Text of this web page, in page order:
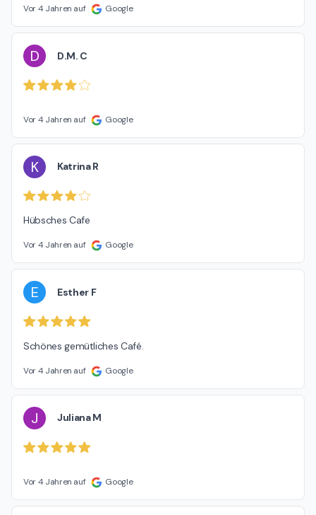
Vor 4 Jahren auf Google
D D.M. C
Vor 4 Jahren auf Google
K Katrina R
Hübsches Cafe
Vor 4 Jahren auf Google
E Esther F
Schönes gemütliches Café.
Vor 4 Jahren auf Google
J Juliana M
Vor 4 Jahren auf Google